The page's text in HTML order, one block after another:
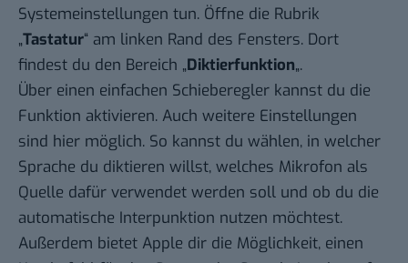
Systemeinstellungen tun. Öffne die Rubrik
„Tastatur“ am linken Rand des Fensters. Dort
findest du den Bereich „Diktierfunktion„.
Über einen einfachen Schieberegler kannst du die
Funktion aktivieren. Auch weitere Einstellungen
sind hier möglich. So kannst du wählen, in welcher
Sprache du diktieren willst, welches Mikrofon als
Quelle dafür verwendet werden soll und ob du die
automatische Interpunktion nutzen möchtest.
Außerdem bietet Apple dir die Möglichkeit, einen